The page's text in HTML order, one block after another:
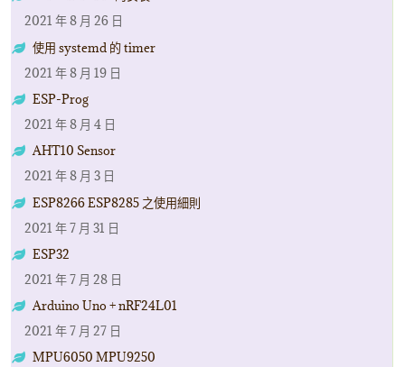
2021 年 8 月 26 日
使用 systemd 的 timer
2021 年 8 月 19 日
ESP-Prog
2021 年 8 月 4 日
AHT10 Sensor
2021 年 8 月 3 日
ESP8266 ESP8285 之使用細則
2021 年 7 月 31 日
ESP32
2021 年 7 月 28 日
Arduino Uno + nRF24L01
2021 年 7 月 27 日
MPU6050 MPU9250